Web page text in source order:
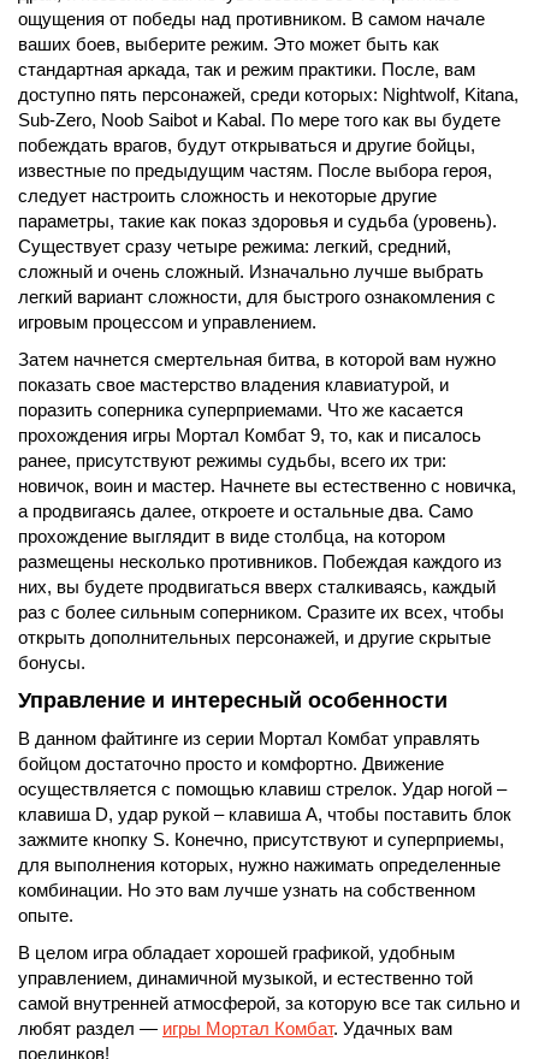
ощущения от победы над противником. В самом начале
ваших боев, выберите режим. Это может быть как
стандартная аркада, так и режим практики. После, вам
доступно пять персонажей, среди которых: Nightwolf, Kitana,
Sub-Zero, Noob Saibot и Kabal. По мере того как вы будете
побеждать врагов, будут открываться и другие бойцы,
известные по предыдущим частям. После выбора героя,
следует настроить сложность и некоторые другие
параметры, такие как показ здоровья и судьба (уровень).
Существует сразу четыре режима: легкий, средний,
сложный и очень сложный. Изначально лучше выбрать
легкий вариант сложности, для быстрого ознакомления с
игровым процессом и управлением.
Затем начнется смертельная битва, в которой вам нужно
показать свое мастерство владения клавиатурой, и
поразить соперника суперприемами. Что же касается
прохождения игры Мортал Комбат 9, то, как и писалось
ранее, присутствуют режимы судьбы, всего их три:
новичок, воин и мастер. Начнете вы естественно с новичка,
а продвигаясь далее, откроете и остальные два. Само
прохождение выглядит в виде столбца, на котором
размещены несколько противников. Побеждая каждого из
них, вы будете продвигаться вверх сталкиваясь, каждый
раз с более сильным соперником. Сразите их всех, чтобы
открыть дополнительных персонажей, и другие скрытые
бонусы.
Управление и интересный особенности
В данном файтинге из серии Мортал Комбат управлять
бойцом достаточно просто и комфортно. Движение
осуществляется с помощью клавиш стрелок. Удар ногой –
клавиша D, удар рукой – клавиша A, чтобы поставить блок
зажмите кнопку S. Конечно, присутствуют и суперприемы,
для выполнения которых, нужно нажимать определенные
комбинации. Но это вам лучше узнать на собственном
опыте.
В целом игра обладает хорошей графикой, удобным
управлением, динамичной музыкой, и естественно той
самой внутренней атмосферой, за которую все так сильно и
любят раздел — игры Мортал Комбат. Удачных вам
поединков!